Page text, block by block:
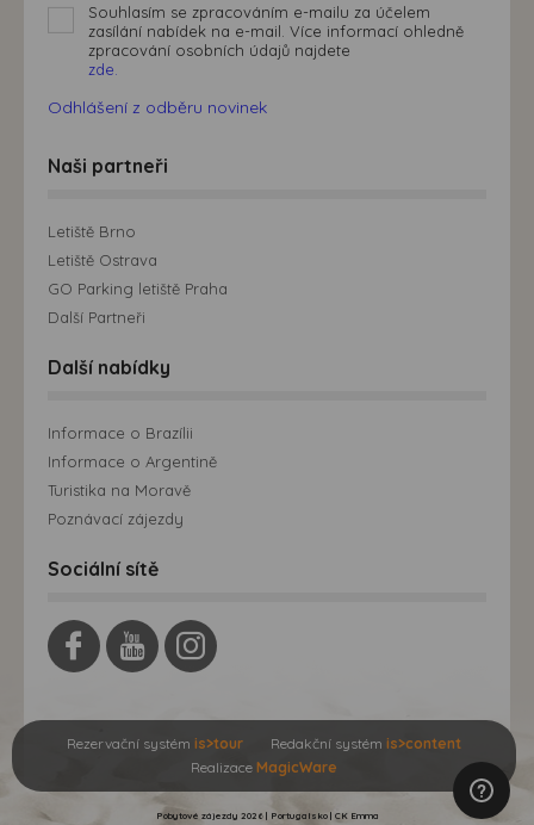
Pobytové zájezdy 2026 | Portugalsko | CK Emma
Souhlasím se zpracováním e-mailu za účelem
zasílání nabídek na e-mail. Více informací ohledně
zpracování osobních údajů najdete
zde.
Odhlášení z odběru novinek
Naši partneři
Letiště Brno
Letiště Ostrava
GO Parking letiště Praha
Další Partneři
Další nabídky
Informace o Brazílii
Informace o Argentině
Turistika na Moravě
Poznávací zájezdy
Sociální sítě
Rezervační systém is>tour Redakční systém is>content
Realizace MagicWare